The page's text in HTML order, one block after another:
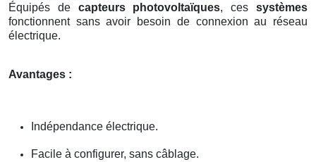
Équipés de capteurs photovoltaïques, cessystèmes
fonctionnent sans avoir besoin de connexion au réseau
électrique.
Avantages :
Indépendance électrique.
Facile à configurer, sans câblage.